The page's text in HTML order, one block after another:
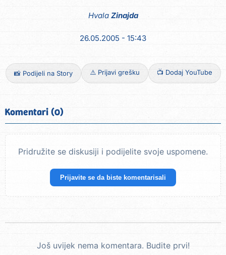
Hvala Zinajda
26.05.2005 - 15:43
📸 Podijeli na Story ⚠️ Prijavi grešku 📺 Dodaj YouTube
Komentari (0)
Pridružite se diskusiji i podijelite svoje uspomene.
Prijavite se da biste komentarisali
Još uvijek nema komentara. Budite prvi!